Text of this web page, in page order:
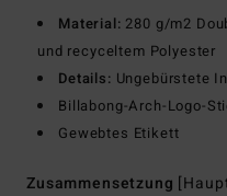
Material: 280 g/m2
und recyceltem Polyester
Details: Ungebürstete
Billabong-Arch-Logo-
Gewebtes Etikett
Zusammensetzung